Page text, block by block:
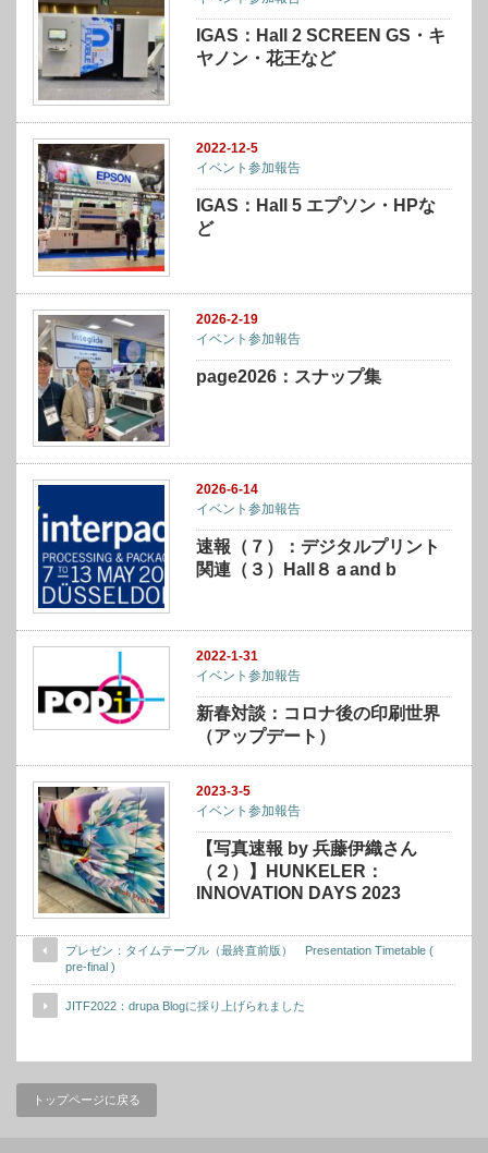
IGAS：Hall 2 SCREEN GS・キ
ヤノン・花王など
2022-12-5
イベント参加報告
IGAS：Hall 5 エプソン・HPな
ど
2026-2-19
イベント参加報告
page2026：スナップ集
2026-6-14
イベント参加報告
速報（７）：デジタルプリント
関連（３）Hall８ａand b
2022-1-31
イベント参加報告
新春対談：コロナ後の印刷世界
（アップデート）
2023-3-5
イベント参加報告
【写真速報 by 兵藤伊織さん
（２）】HUNKELER：
INNOVATION DAYS 2023
プレゼン：タイムテーブル（最終直前版） Presentation Timetable (
pre-final )
JITF2022：drupa Blogに採り上げられました
トップページに戻る